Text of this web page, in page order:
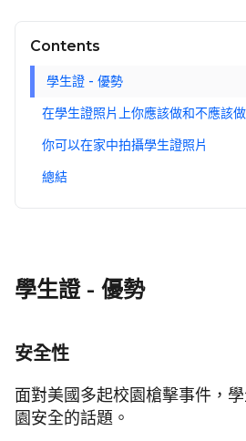
Contents
學生證 - 優勢
在學生證照片上你應該做和不應該
你可以在家中拍攝學生證照片
總結
學生證 - 優勢
安全性
面對美國多起校園槍擊事件，
園安全的話題。